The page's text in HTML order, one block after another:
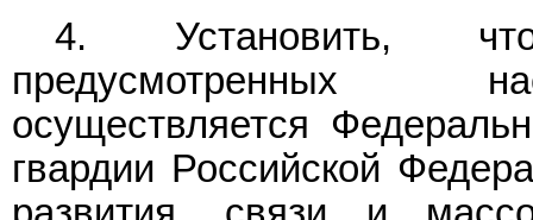
4. Установить,
предусмотренных
осуществляется
гвардии Российской